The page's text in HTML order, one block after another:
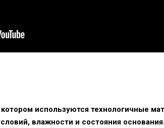
используются технологичные
влажности и состояния основания.